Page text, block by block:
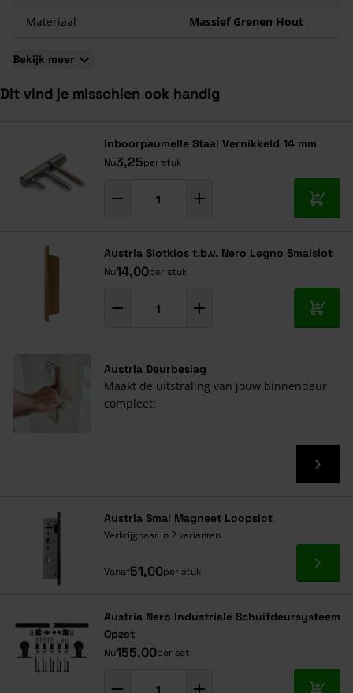
Materiaal
Massief Grenen Hout
Bekijk meer
Dit vind je misschien ook handig
Inboorpaumelle Staal Vernikkeld 14 mm
Nu3,25per stuk
In
Austria Slotklos t.b.v. Nero Legno Smalslot
Nu14,00per stuk
In
Austria Deurbeslag
Maakt de uitstraling van jouw binnendeur
compleet!
Austria Smal Magneet Loopslot
Verkrijgbaar in 2 varianten
Vanaf51,00per stuk Ga
Austria Nero Industriale Schuifdeursysteem
Opzet
Nu155,00per set